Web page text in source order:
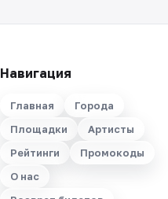
Навигация
Главная
Города
Площадки
Артисты
Рейтинги
Промокоды
О нас